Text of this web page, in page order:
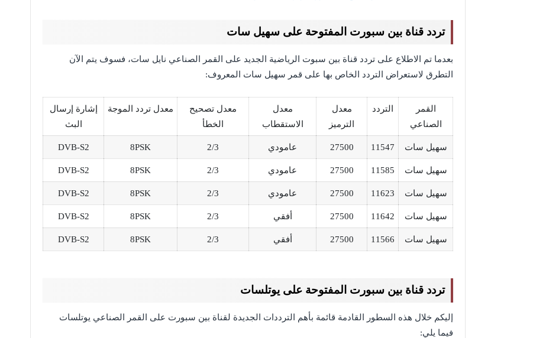
تردد قناة بين سبورت المفتوحة على سهيل سات
بعدما تم الاطلاع على تردد قناة بين سبوت الرياضية الجديد على القمر الصناعي نايل سات، فسوف يتم الآن
التطرق لاستعراض التردد الخاص بها على قمر سهيل سات المعروف:
القمر
الصناعي
التردد
معدل
الترميز
معدل
الاستقطاب
معدل تصحيح
الخطأ
معدل تردد الموجة
إشارة إرسال
البث
سهيل سات 11547
27500 عامودي 2/3
8PSK
DVB-S2
سهيل سات 11585
27500 عامودي 2/3
8PSK
DVB-S2
سهيل سات 11623
27500 عامودي 2/3
8PSK
DVB-S2
سهيل سات 11642
27500 أفقي 2/3
8PSK
DVB-S2
سهيل سات 11566
27500 أفقي 2/3
8PSK
DVB-S2
تردد قناة بين سبورت المفتوحة على يوتلسات
إليكم خلال هذه السطور القادمة قائمة بأهم الترددات الجديدة لقناة بين سبورت على القمر الصناعي يوتلسات
فيما يلي: